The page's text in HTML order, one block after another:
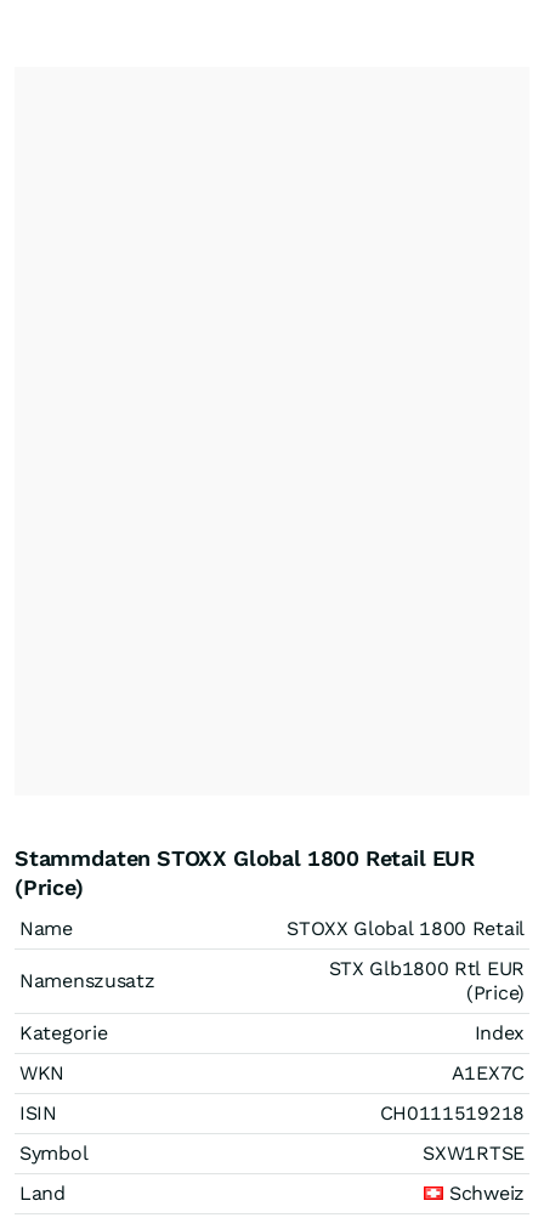
Stammdaten STOXX Global 1800 Retail EUR
(Price)
Name STOXX Global 1800 Retail
Namenszusatz
STX Glb1800 Rtl EUR
(Price)
Kategorie
Index
WKN
A1EX7C
ISIN
CH0111519218
Symbol
SXW1RTSE
Land
Schweiz